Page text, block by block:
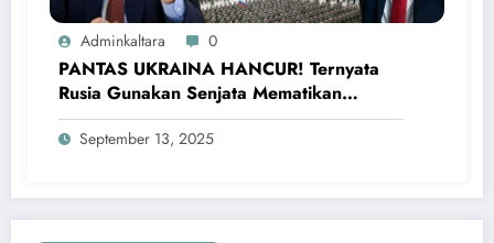
Adminkaltara 0
PANTAS UKRAINA HANCUR! Ternyata
Rusia Gunakan Senjata Mematikan
Serang Ukraina
September 13, 2025